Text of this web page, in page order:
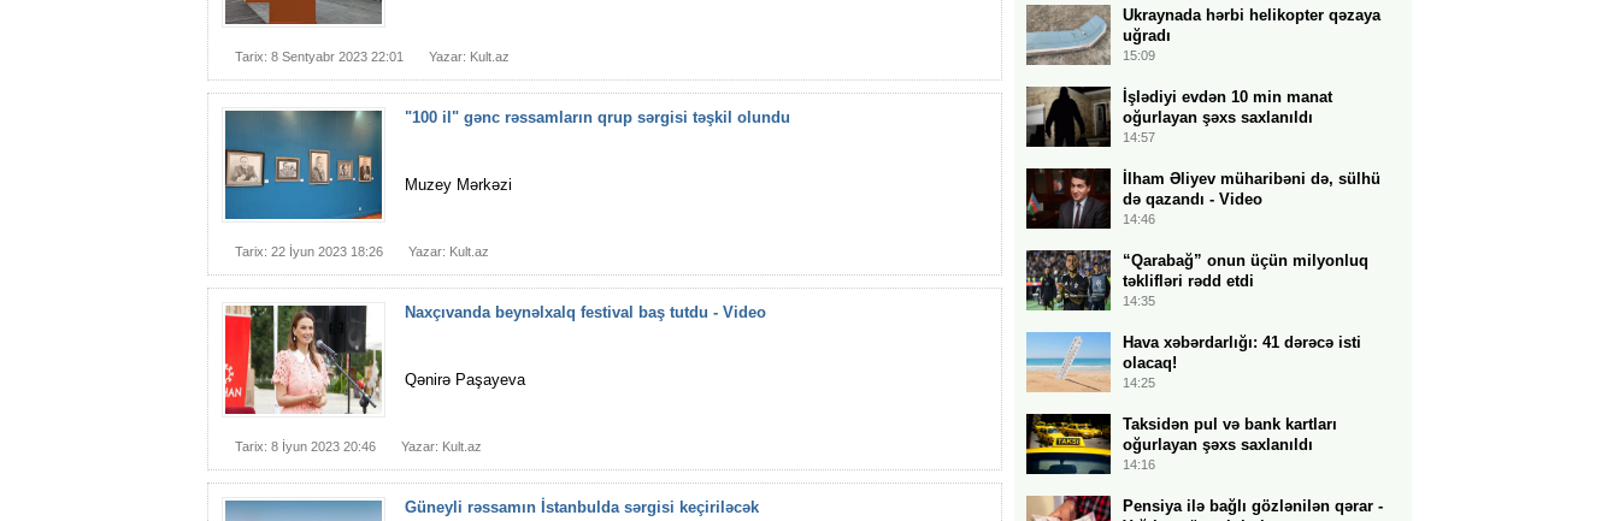
Tarix: 8 Sentyabr 2023 22:01 Yazar: Kult.az
"100 il" gənc rəssamların qrup sərgisi təşkil olundu
Muzey Mərkəzi
Tarix: 22 İyun 2023 18:26 Yazar: Kult.az
Naxçıvanda beynəlxalq festival baş tutdu - Video
Qənirə Paşayeva
Tarix: 8 İyun 2023 20:46 Yazar: Kult.az
Güneyli rəssamın İstanbulda sərgisi keçiriləcək
Ukraynada hərbi helikopter qəzaya
uğradı
15:09
İşlədiyi evdən 10 min manat
oğurlayan şəxs saxlanıldı
14:57
İlham Əliyev müharibəni də, sülhü
də qazandı - Video
14:46
“Qarabağ” onun üçün milyonluq
təklifləri rədd etdi
14:35
Hava xəbərdarlığı: 41 dərəcə isti
olacaq!
14:25
Taksidən pul və bank kartları
oğurlayan şəxs saxlanıldı
14:16
Pensiya ilə bağlı gözlənilən qərar -